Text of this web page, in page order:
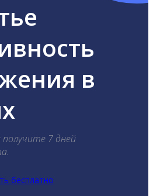
в
7 дней
бесплатно